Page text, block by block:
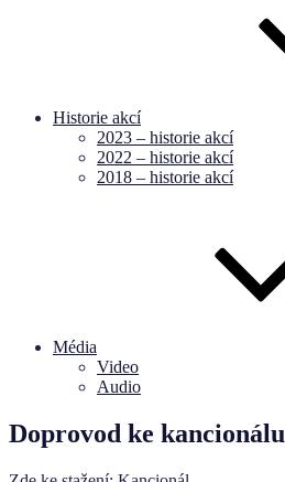
Historie akcí
2023 – historie akcí
2022 – historie akcí
2018 – historie akcí
Média
Video
Audio
Doprovod ke kancionálu